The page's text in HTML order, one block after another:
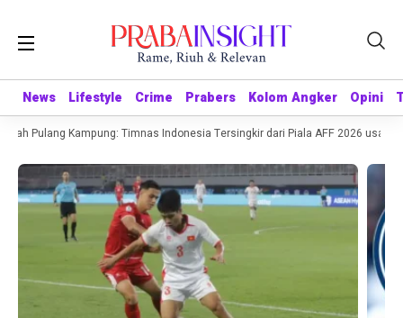
News Lifestyle Crime Prabers Kolom Angker Opini
News Lifestyle Crime Prabers Kolom Angker Opini
Pulang Kampung: Timnas Indonesia Tersingkir dari Piala AFF 2026 usai